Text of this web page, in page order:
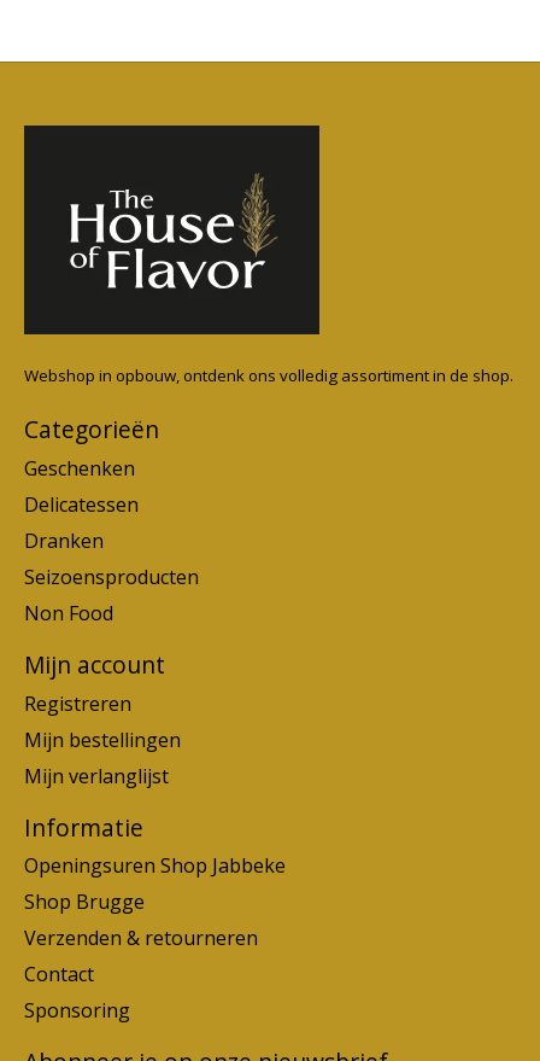
Webshop in opbouw, ontdenk ons volledig assortiment in de shop.
Categorieën
Geschenken
Delicatessen
Dranken
Seizoensproducten
Non Food
Mijn account
Registreren
Mijn bestellingen
Mijn verlanglijst
Informatie
Openingsuren Shop Jabbeke
Shop Brugge
Verzenden & retourneren
Contact
Sponsoring